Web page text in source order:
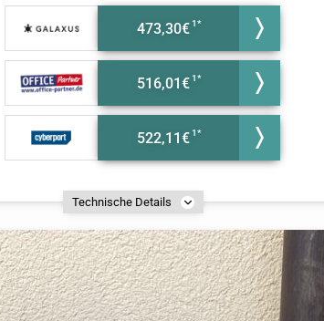
473,30€
516,01€
522,11€
Technische Details